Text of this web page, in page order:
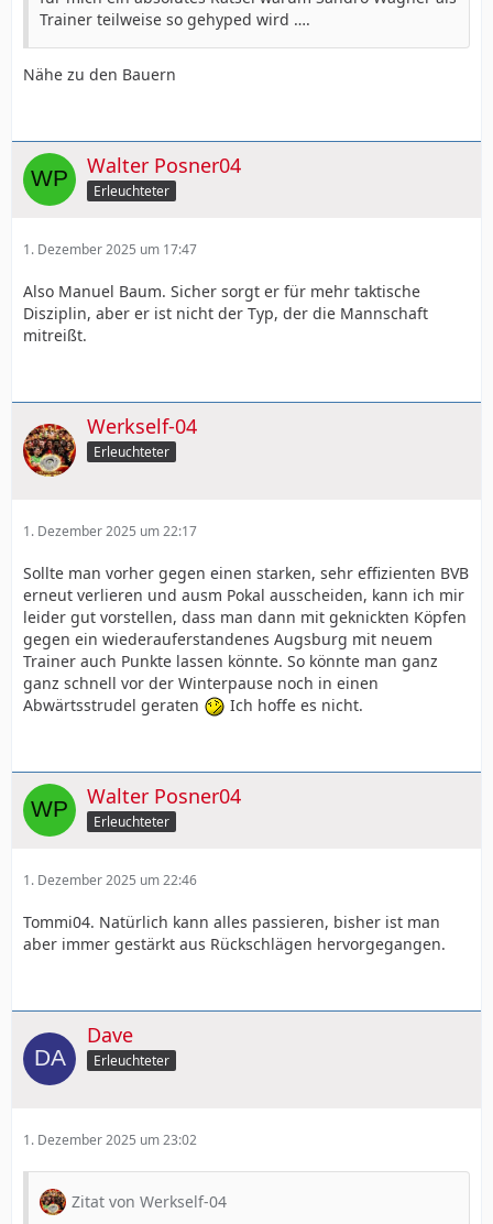
Trainer teilweise so gehyped wird ….
Nähe zu den Bauern
Walter Posner04
Erleuchteter
1. Dezember 2025 um 17:47
Also Manuel Baum. Sicher sorgt er für mehr taktische
Disziplin, aber er ist nicht der Typ, der die Mannschaft
mitreißt.
Werkself-04
Erleuchteter
1. Dezember 2025 um 22:17
Sollte man vorher gegen einen starken, sehr effizienten BVB
erneut verlieren und ausm Pokal ausscheiden, kann ich mir
leider gut vorstellen, dass man dann mit geknickten Köpfen
gegen ein wiederauferstandenes Augsburg mit neuem
Trainer auch Punkte lassen könnte. So könnte man ganz
ganz schnell vor der Winterpause noch in einen
Abwärtsstrudel geraten
Ich hoffe es nicht.
Walter Posner04
Erleuchteter
1. Dezember 2025 um 22:46
Tommi04. Natürlich kann alles passieren, bisher ist man
aber immer gestärkt aus Rückschlägen hervorgegangen.
Dave
Erleuchteter
1. Dezember 2025 um 23:02
Zitat von Werkself-04